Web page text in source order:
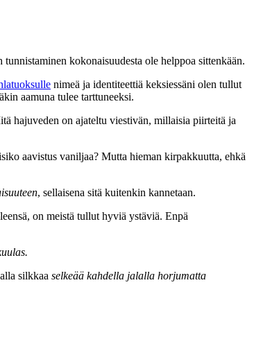
kokonaisuudesta ole helppoa sittenkään.
nimeä ja identiteettiä keksiessäni olen tullut
aamuna tulee tarttuneeksi.
hajuveden on ajateltu viestivän, millaisia piirteitä ja
aavistus vaniljaa? Mutta hieman kirpakkuutta, ehkä
, sellaisena sitä kuitenkin kannetaan.
on meistä tullut hyviä ystäviä. Enpä
silkkaa selkeää kahdella jalalla horjumatta